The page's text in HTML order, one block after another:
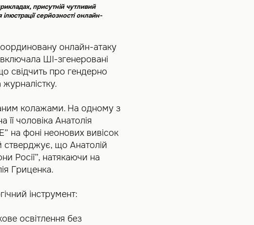
присутній чутливий
серйозності онлайн-
онлайн-атаку
ШІ-згенеровані
свідчить про гендерно
колажами. На одному з
чоловіка Анатолія
на фоні неонових вивісок
стверджує, що Анатолій
Росії”, натякаючи на
Гриценка.
інструмент:
освітлення без